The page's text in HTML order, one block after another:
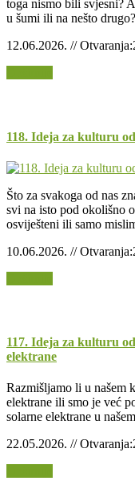
toga nismo bili svjesni?
u šumi ili na nešto
12.06.2026. //
118. Ideja za kulturu
Što za svakoga od nas
svi na isto pod okolišno
osviješteni ili samo
10.06.2026. //
117. Ideja za kulturu
elektrane
Razmišljamo li u našem
elektrane ili smo je već
solarne elektrane u
22.05.2026. //